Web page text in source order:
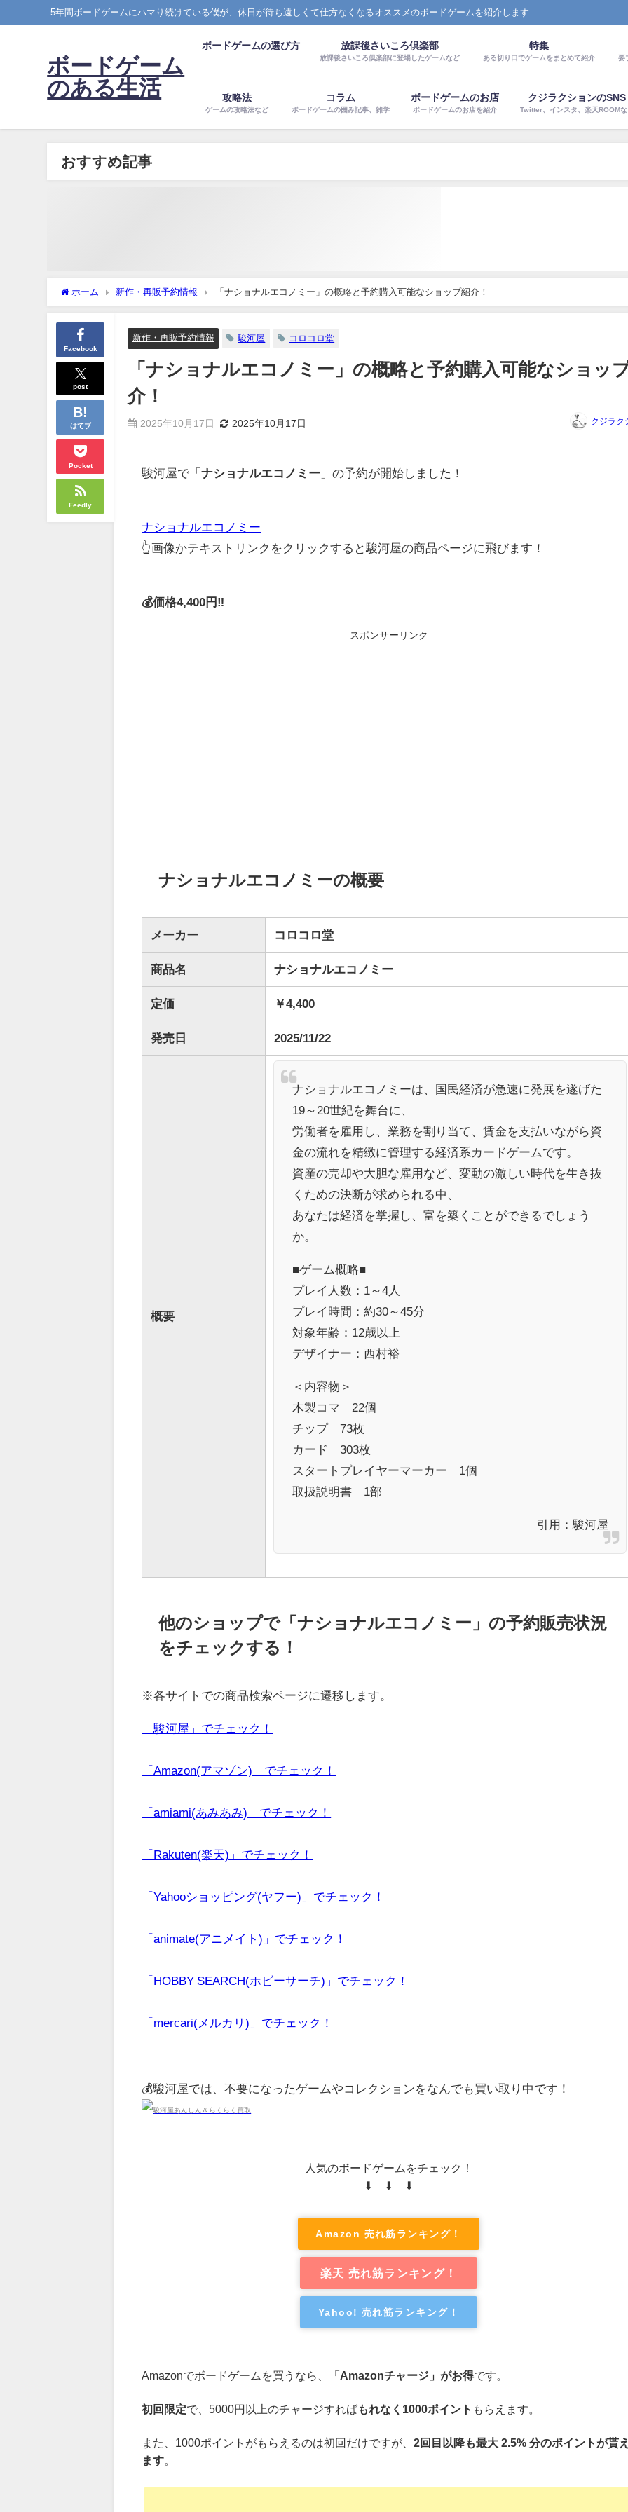
5年間ボードゲームにハマり続けている僕が、休日が待ち遠しくて仕方なくなるオススメのボードゲームを紹介します
ボードゲーム
のある生活
ボードゲームの選び方 放課後さいころ倶楽部
放課後さいころ倶楽部に登場したゲームなど
特集
ある切り口でゲームをまとめて紹介 要
攻略法
ゲームの攻略法など
コラム
ボードゲームの囲み記事、雑学
ボードゲームのお店
ボードゲームのお店を紹介
クジラクションのSNS
Twitter、インスタ、楽天ROOM
おすすめ記事
ホーム 新作・再販予約情報 「ナショナルエコノミー」の概略と予約購入可能なショップ紹介！
Facebook
post
はてブ
Pocket
Feedly
新作・再販予約情報 駿河屋 コロコロ堂
「ナショナルエコノミー」の概略と予約購入可能なショッ
介！
2025年10月17日 2025年10月17日 クジラク
駿河屋で「ナショナルエコノミー 」の予約が開始しました！
ナショナルエコノミー
👆画像かテキストリンクをクリックすると駿河屋の商品ページに飛びます！
💰価格4,400円‼
スポンサーリンク
ナショナルエコノミーの概要
メーカー コロコロ堂
商品名 ナショナルエコノミー
定価 ￥4,400
発売日 2025/11/22
概要
ナショナルエコノミーは、国民経済が急速に発展を遂げた
19～20世紀を舞台に、
労働者を雇用し、業務を割り当て、賃金を支払いながら資
金の流れを精緻に管理する経済系カードゲームです。
資産の売却や大胆な雇用など、変動の激しい時代を生き抜
くための決断が求められる中、
あなたは経済を掌握し、富を築くことができるでしょう
か。
■ゲーム概略■
プレイ人数：1～4人
プレイ時間：約30～45分
対象年齢：12歳以上
デザイナー：西村裕
＜内容物＞
木製コマ 22個
チップ 73枚
カード 303枚
スタートプレイヤーマーカー 1個
取扱説明書 1部
引用： 駿河屋
他のショップで「ナショナルエコノミー」の予約販売状況
をチェックする！
※各サイトでの商品検索ページに遷移します。
「駿河屋」でチェック！
「Amazon(アマゾン)」でチェック！
「amiami(あみあみ)」でチェック！
「Rakuten(楽天)」でチェック！
「Yahooショッピング(ヤフー)」でチェック！
「animate(アニメイト)」でチェック！
「HOBBY SEARCH(ホビーサーチ)」でチェック！
「mercari(メルカリ)」でチェック！
💰駿河屋では、不要になったゲームやコレクションをなんでも買い取り中です！
人気のボードゲームをチェック！
⬇ ⬇ ⬇
Amazon 売れ筋ランキング！
楽天 売れ筋ランキング！
Yahoo! 売れ筋ランキング！
Amazonでボードゲームを買うなら、 「Amazonチャージ」がお得です。
初回限定で、5000円以上のチャージすればもれなく1000ポイント もらえます。
また、1000ポイントがもらえるのは初回だけですが、2回目以降も最大 2.5% 分のポイントが貰
ます